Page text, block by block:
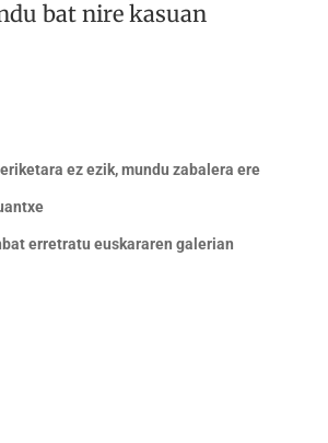
bat nire kasuan
ez ezik, mundu zabalera ere
erretratu euskararen galerian